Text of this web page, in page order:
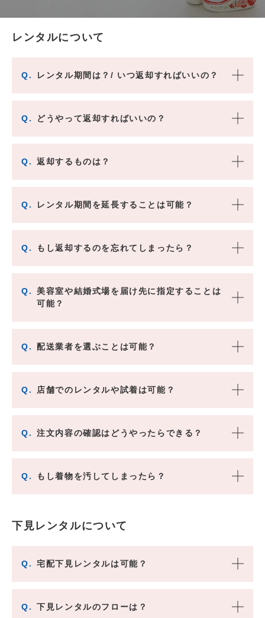
レンタルについて
Q. レンタル期間は？/ いつ返却すればいいの？
Q. どうやって返却すればいいの？
Q. 返却するものは？
Q. レンタル期間を延長することは可能？
Q. もし返却するのを忘れてしまったら？
Q.
美容室や結婚式場を届け先に指定することは
可能？
Q. 配送業者を選ぶことは可能？
Q. 店舗でのレンタルや試着は可能？
Q. 注文内容の確認はどうやったらできる？
Q. もし着物を汚してしまったら？
下見レンタルについて
Q. 宅配下見レンタルは可能？
Q. 下見レンタルのフローは？